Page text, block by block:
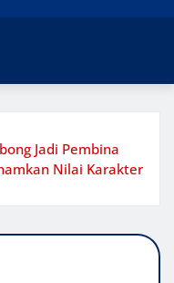
Jadi Pembina
Nilai Karakter